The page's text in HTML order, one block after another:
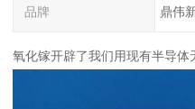
品牌 鼎伟
氧化镓开辟了我们用现有半导体